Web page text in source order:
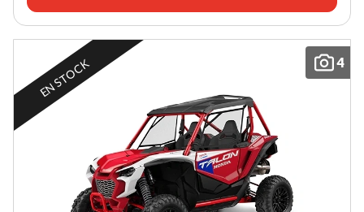
4
EN STOCK